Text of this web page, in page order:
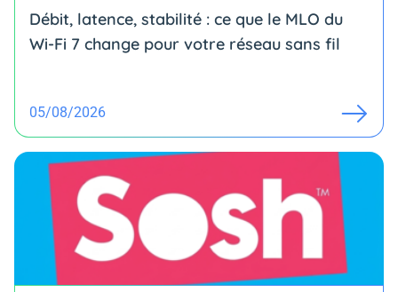
Débit, latence, stabilité : ce que le MLO du
Wi-Fi 7 change pour votre réseau sans fil
05/08/2026